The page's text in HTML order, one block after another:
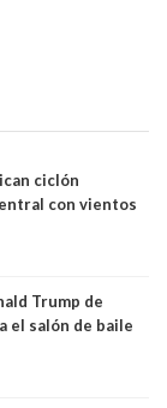
ciclón
con vientos
Trump de
el salón de baile